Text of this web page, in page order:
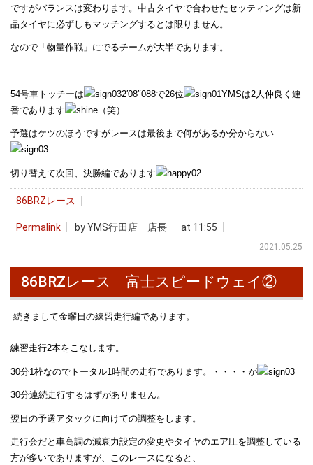
ですがバランスは変わります。中古タイヤで合わせたセッティングは新
品タイヤに必ずしもマッチングするとは限りません。
なので「物量作戦」にでるチームが大半であります。
54号車トッチーは 2′08″088で26位
YMSは2人仲良く連
番であります
（笑）
予選はケツのほうですがレースは最後まで何があるか分からない
切り替えて次回、決勝編であります
86BRZレース
Permalink by YMS行田店 店長 at 11:55
2021.05.25
86BRZレース 富士スピードウェイ②
続きまして金曜日の練習走行編であります。
練習走行2本をこなします。
30分1枠なのでトータル1時間の走行であります。・・・・が
30分連続走行するはずがありません。
翌日の予選アタックに向けての調整をします。
走行会だと車高調の減衰力設定の変更やタイヤのエア圧を調整している
方が多いでありますが、このレースになると、